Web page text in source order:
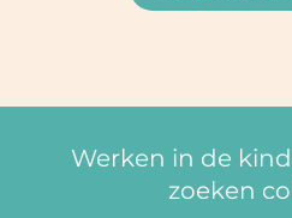
Werken in de
zoeken